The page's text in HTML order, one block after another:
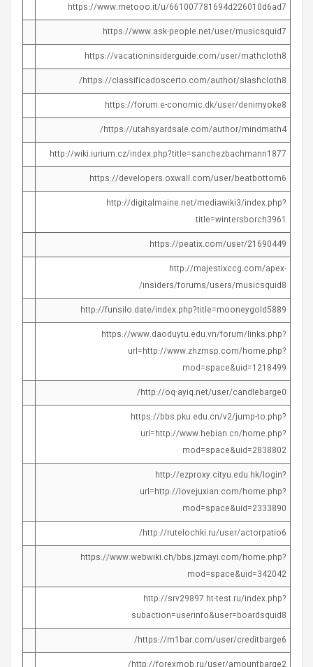
https://www.metooo.it/u/661007781694d226010d6ad7
https://www.ask-people.net/user/musicsquid7
https://vacationinsiderguide.com/user/mathcloth8
https://classificadoscerto.com/author/slashcloth8/
https://forum.e-conomic.dk/user/denimyoke8
https://utahsyardsale.com/author/mindmath4/
http://wiki.iurium.cz/index.php?title=sanchezbachmann1877
https://developers.oxwall.com/user/beatbottom6
http://digitalmaine.net/mediawiki3/index.php?
title=wintersborch3961
https://peatix.com/user/21690449
http://majestixccg.com/apex-
insiders/forums/users/musicsquid8/
http://funsilo.date/index.php?title=mooneygold5889
https://www.daoduytu.edu.vn/forum/links.php?
url=http://www.zhzmsp.com/home.php?
mod=space&uid=1218499
http://oq-ayiq.net/user/candlebarge0/
https://bbs.pku.edu.cn/v2/jump-to.php?
url=http://www.hebian.cn/home.php?
mod=space&uid=2838802
http://ezproxy.cityu.edu.hk/login?
url=http://lovejuxian.com/home.php?
mod=space&uid=2333890
http://rutelochki.ru/user/actorpatio6/
https://www.webwiki.ch/bbs.jzmayi.com/home.php?
mod=space&uid=342042
http://srv29897.ht-test.ru/index.php?
subaction=userinfo&user=boardsquid8
https://m1bar.com/user/creditbarge6/